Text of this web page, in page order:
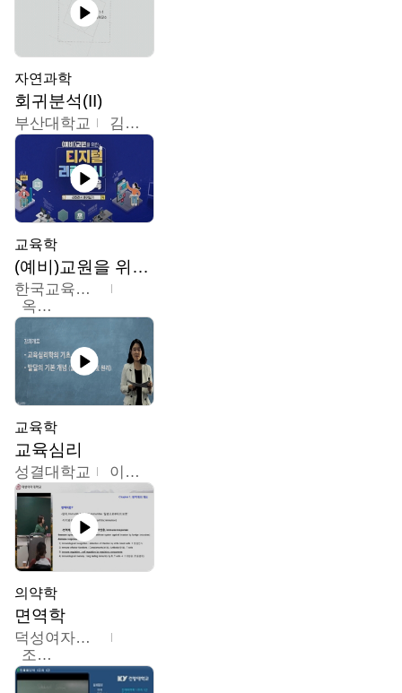
자연과학
회귀분석(II)
부산대학교 김충락
교육학
(예비)교원을 위한 디지털 리터러시 교육
한국교육학술정보원
옥현진
교육학
교육심리
성결대학교 이수경
의약학
면역학
덕성여자대학교
조효선